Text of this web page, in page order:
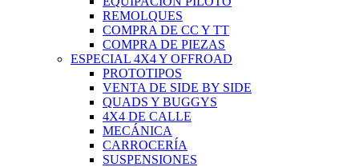
REMOLQUES
COMPRA DE CC Y TT
COMPRA DE PIEZAS
ESPECIAL 4X4 Y OFFROAD
PROTOTIPOS
VENTA DE SIDE BY SIDE
QUADS Y BUGGYS
4X4 DE CALLE
MECÁNICA
CARROCERÍA
SUSPENSIONES